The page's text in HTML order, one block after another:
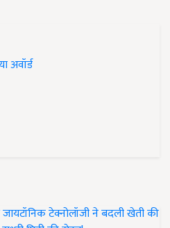
अवॉर्ड